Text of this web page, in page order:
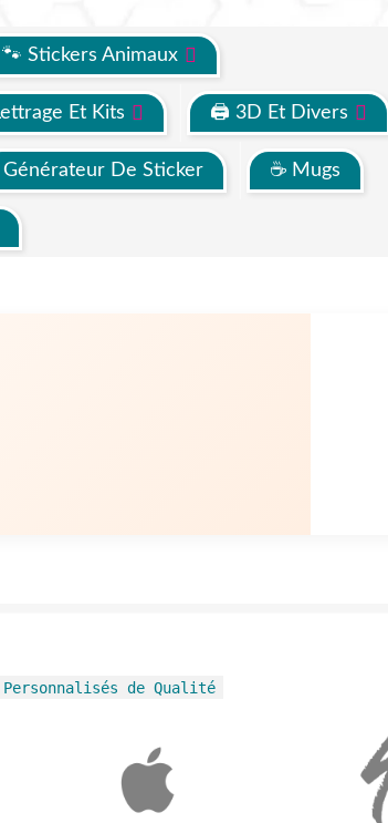
🐾 Stickers Animaux
Et Kits 🖨 3D Et Divers
Générateur De Sticker ☕ Mugs
de Qualité